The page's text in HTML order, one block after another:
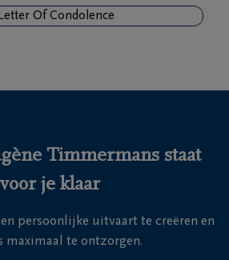
Timmermans staat
voor je klaar
persoonlijke uitvaart te creëren en
maximaal te ontzorgen.